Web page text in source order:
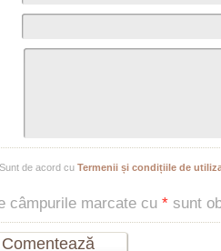
Sunt de acord cu Termenii și condițiile de
câmpurile marcate cu * sunt